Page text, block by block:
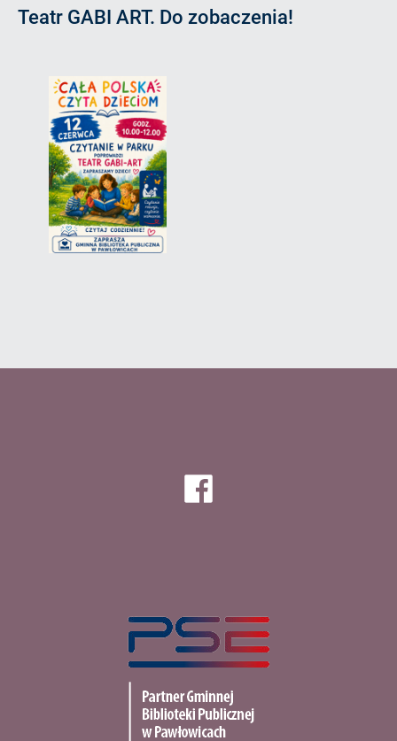
Teatr GABI ART. Do zobaczenia!
Facebook